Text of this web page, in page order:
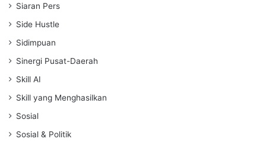
Siaran Pers
Side Hustle
Sidimpuan
Sinergi Pusat-Daerah
Skill AI
Skill yang Menghasilkan
Sosial
Sosial & Politik